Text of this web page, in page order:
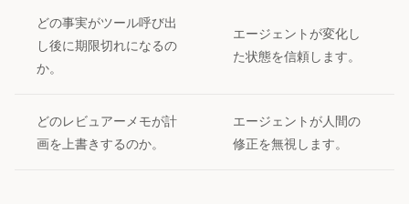
どの事実がツール呼び出
し後に期限切れになるの
か。
エージェントが変化し
た状態を信頼します。
どのレビュアーメモが計
画を上書きするのか。
エージェントが人間の
修正を無視します。